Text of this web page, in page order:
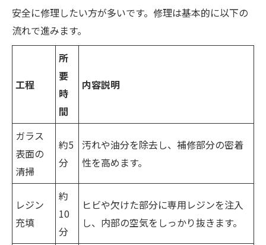
安全に修理したい方が多いです。修理は基本的に以下の
流れで進みます。
工程
所
要
時
間
内容説明
ガラス
表面の
清掃
約5
分
汚れや油分を除去し、補修部分の密着
性を高めます。
レジン
充填
約
10
分
ヒビや欠けた部分に専用レジンを注入
し、内部の空気をしっかり抜きます。